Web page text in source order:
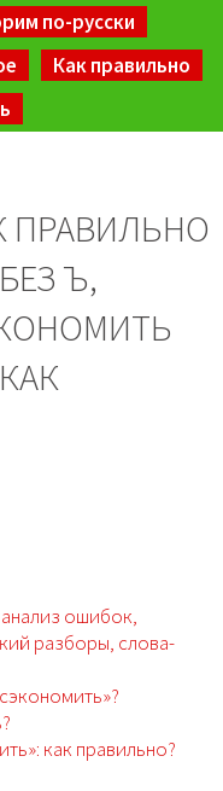
по-русски
Как правильно
ПРАВИЛЬНО
Ъ,
ошибок,
разборы, слова-
как правильно?